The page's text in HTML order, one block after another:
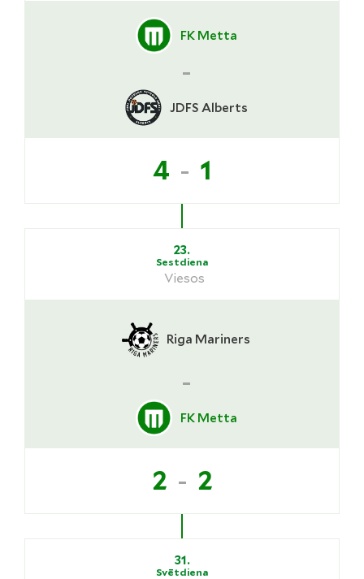
FK Metta
-
JDFS Alberts
4 - 1
23.
Sestdiena
Viesos
Riga Mariners
-
FK Metta
2 - 2
31.
Svētdiena